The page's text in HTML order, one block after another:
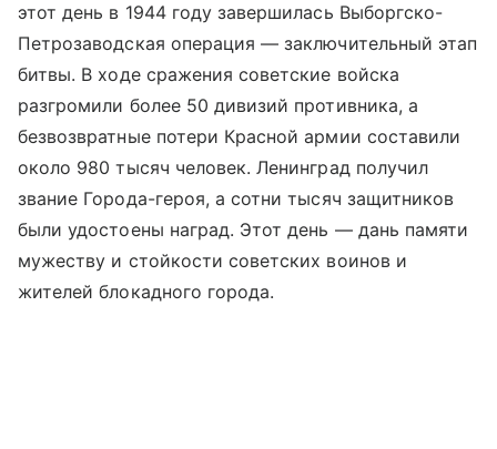
этот день в 1944 году завершилась Выборгско-
Петрозаводская операция — заключительный этап
битвы. В ходе сражения советские войска
разгромили более 50 дивизий противника, а
безвозвратные потери Красной армии составили
около 980 тысяч человек. Ленинград получил
звание Города-героя, а сотни тысяч защитников
были удостоены наград. Этот день — дань памяти
мужеству и стойкости советских воинов и
жителей блокадного города.